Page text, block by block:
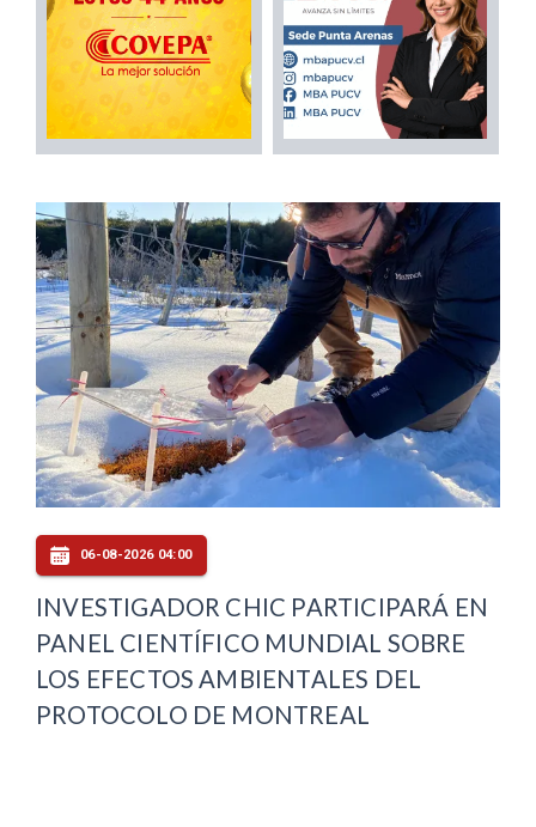
06-08-2026 04:00
INVESTIGADOR CHIC PARTICIPARÁ EN
PANEL CIENTÍFICO MUNDIAL SOBRE
LOS EFECTOS AMBIENTALES DEL
PROTOCOLO DE MONTREAL